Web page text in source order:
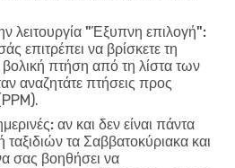
λειτουργία "Έξυπνη επιλογή":
επιτρέπει να βρίσκετε τη
πτήση από τη λίστα των
αναζητάτε πτήσεις προς
αν και δεν είναι πάντα
τα Σαββατοκύριακα και
σας βοηθήσει να